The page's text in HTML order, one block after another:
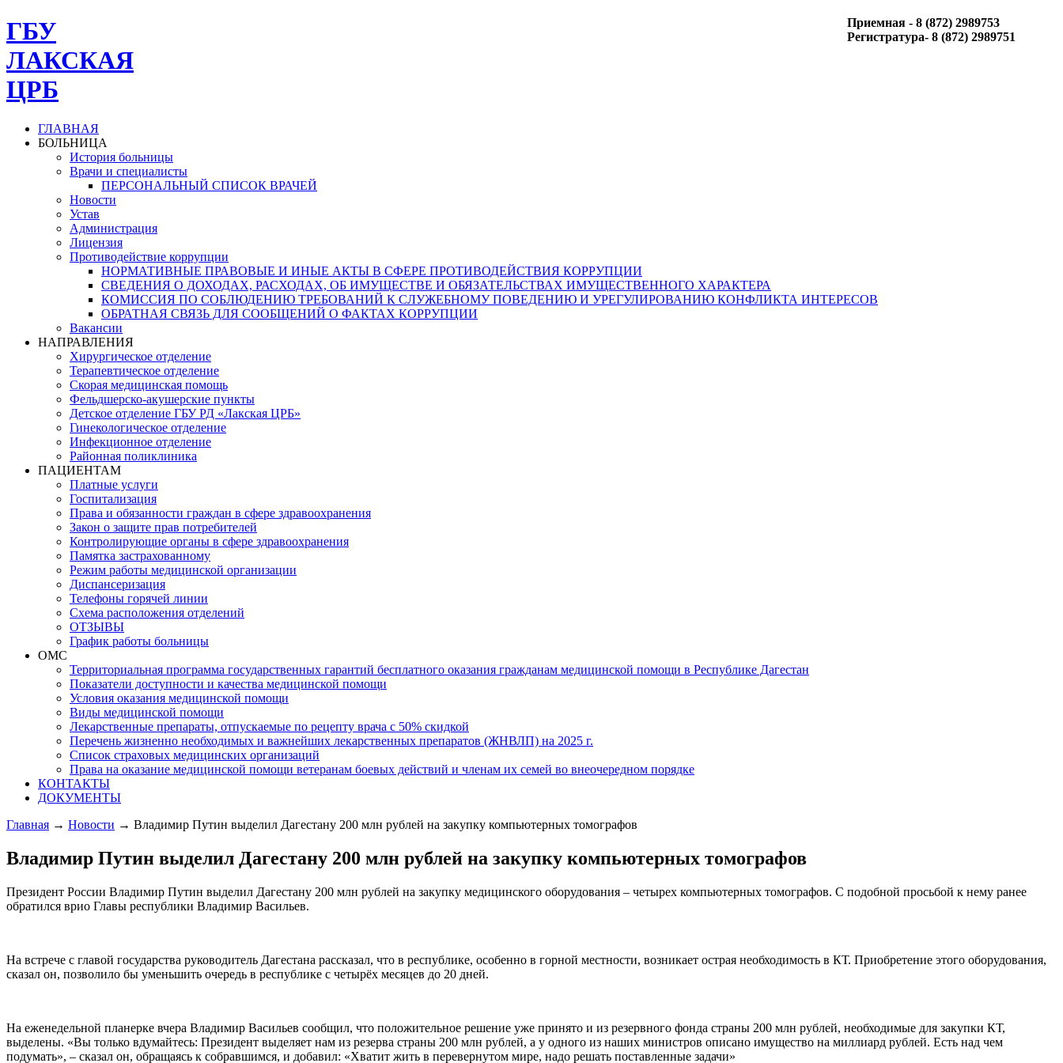
Приемная - 8 (872) 2989753
Регистратура- 8 (872) 2989751
ГБУ
ЛАКСКАЯ
ЦРБ
ГЛАВНАЯ
БОЛЬНИЦА
История больницы
Врачи и специалисты
ПЕРСОНАЛЬНЫЙ СПИСОК ВРАЧЕЙ
Новости
Устав
Администрация
Лицензия
Противодействие коррупции
НОРМАТИВНЫЕ ПРАВОВЫЕ И ИНЫЕ АКТЫ В СФЕРЕ ПРОТИВОДЕЙСТВИЯ КОРРУПЦИИ
СВЕДЕНИЯ О ДОХОДАХ, РАСХОДАХ, ОБ ИМУЩЕСТВЕ И ОБЯЗАТЕЛЬСТВАХ ИМУЩЕСТВЕННОГО ХАРАКТЕРА
КОМИССИЯ ПО СОБЛЮДЕНИЮ ТРЕБОВАНИЙ К СЛУЖЕБНОМУ ПОВЕДЕНИЮ И УРЕГУЛИРОВАНИЮ КОНФЛИКТА ИНТЕРЕСОВ
ОБРАТНАЯ СВЯЗЬ ДЛЯ СООБЩЕНИЙ О ФАКТАХ КОРРУПЦИИ
Вакансии
НАПРАВЛЕНИЯ
Хирургическое отделение
Терапевтическое отделение
Скорая медицинская помощь
Фельдшерско-акушерские пункты
Детское отделение ГБУ РД «Лакская ЦРБ»
Гинекологическое отделение
Инфекционное отделение
Районная поликлиника
ПАЦИЕНТАМ
Платные услуги
Госпитализация
Права и обязанности граждан в сфере здравоохранения
Закон о защите прав потребителей
Контролирующие органы в сфере здравоохранения
Памятка застрахованному
Режим работы медицинской организации
Диспансеризация
Телефоны горячей линии
Схема расположения отделений
ОТЗЫВЫ
График работы больницы
ОМС
Территориальная программа государственных гарантий бесплатного оказания гражданам медицинской помощи в Республике Дагестан
Показатели доступности и качества медицинской помощи
Условия оказания медицинской помощи
Виды медицинской помощи
Лекарственные препараты, отпускаемые по рецепту врача с 50% скидкой
Перечень жизненно необходимых и важнейших лекарственных препаратов (ЖНВЛП) на 2025 г.
Список страховых медицинских организаций
Права на оказание медицинской помощи ветеранам боевых действий и членам их семей во внеочередном порядке
КОНТАКТЫ
ДОКУМЕНТЫ
Главная → Новости → Владимир Путин выделил Дагестану 200 млн рублей на закупку компьютерных томографов
Владимир Путин выделил Дагестану 200 млн рублей на закупку компьютерных томографов
Президент России Владимир Путин выделил Дагестану 200 млн рублей на закупку медицинского оборудования – четырех компьютерных томографов. С подобной просьбой к нему ранее
обратился врио Главы республики Владимир Васильев.
На встрече с главой государства руководитель Дагестана рассказал, что в республике, особенно в горной местности, возникает острая необходимость в КТ. Приобретение этого оборудования,
сказал он, позволило бы уменьшить очередь в республике с четырёх месяцев до 20 дней.
На еженедельной планерке вчера Владимир Васильев сообщил, что положительное решение уже принято и из резервного фонда страны 200 млн рублей, необходимые для закупки КТ,
выделены. «Вы только вдумайтесь: Президент выделяет нам из резерва страны 200 млн рублей, а у одного из наших министров описано имущество на миллиард рублей. Есть над чем
подумать», – сказал он, обращаясь к собравшимся, и добавил: «Хватит жить в перевернутом мире, надо решать поставленные задачи»